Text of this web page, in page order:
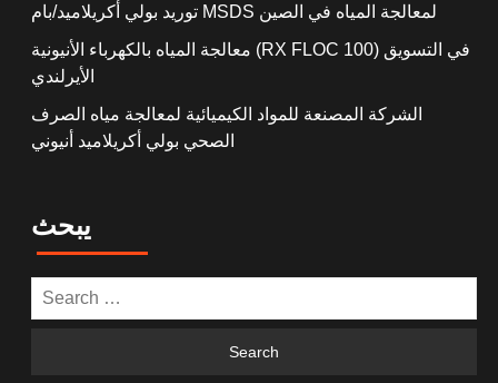
توريد بولي أكريلاميد/بام MSDS لمعالجة المياه في الصين
معالجة المياه بالكهرباء الأنيونية (RX FLOC 100) في التسويق
الأيرلندي
الشركة المصنعة للمواد الكيميائية لمعالجة مياه الصرف
الصحي بولي أكريلاميد أنيوني
يبحث